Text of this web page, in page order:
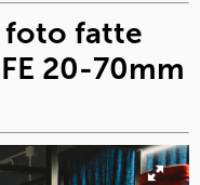
foto fatte
20-70mm